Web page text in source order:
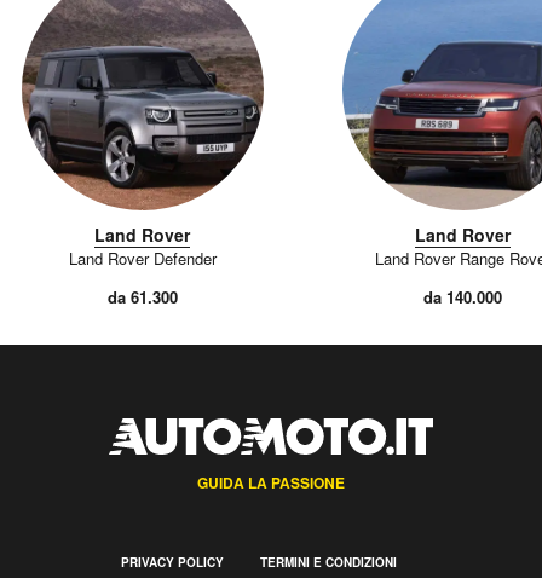
Land Rover
Land Rover Defender
da 61.300
Land Rover
Land Rover Range
da 140.000
GUIDA LA PASSIONE
PRIVACY POLICY TERMINI E CONDIZIONI